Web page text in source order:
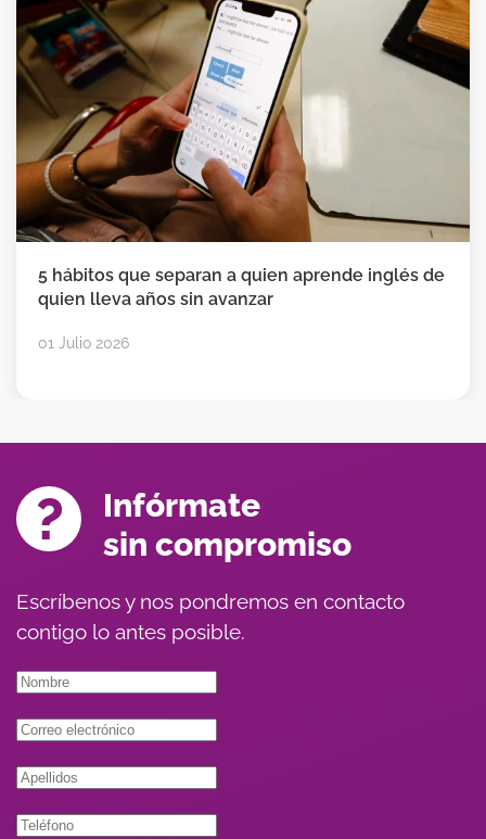
5 hábitos que separan a quien aprende inglés de
quien lleva años sin avanzar
01 Julio 2026
Infórmate
sin compromiso
Escríbenos y nos pondremos en contacto
contigo lo antes posible.